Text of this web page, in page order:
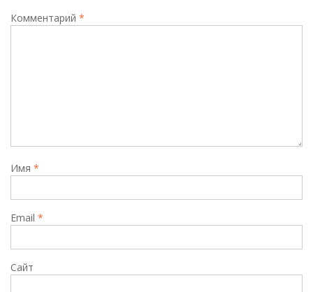
Комментарий *
Имя *
Email *
Сайт